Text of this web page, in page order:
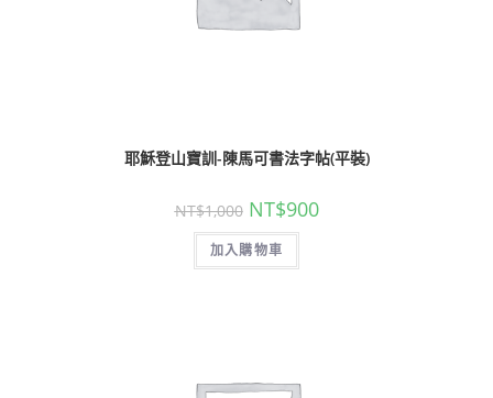
耶穌登山寶訓-陳馬可書法字帖(平裝)
NT$1,000 NT$900
加入購物車